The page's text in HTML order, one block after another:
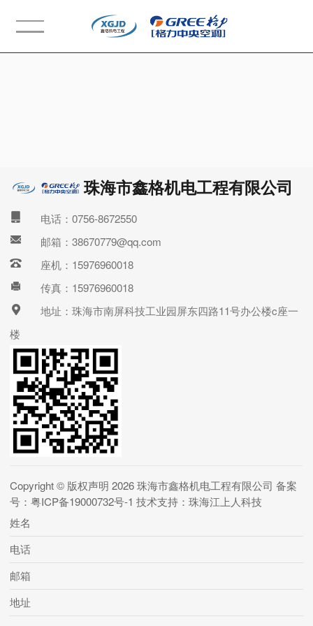
珠海市鑫格机电工程有限公司
电话：0756-8672550
邮箱：38670779@qq.com
座机：15976960018
传真：15976960018
地址：珠海市南屏科技工业园屏东四路11号办公楼c座一
楼
Copyright © 版权声明 2026珠海市鑫格机电工程有限公司 备案
号：粤ICP备19000732号-1 技术支持：珠海江上人科技